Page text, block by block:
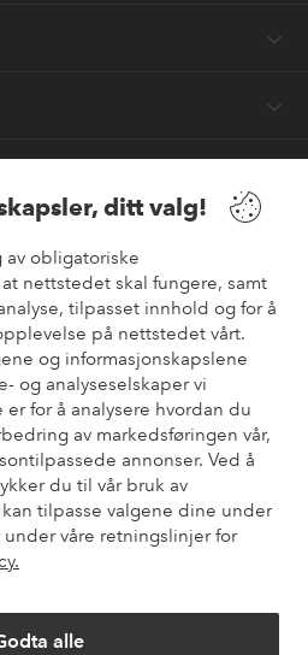
ditt valg!
av obligatoriske
nettstedet skal fungere, samt
tilpasset innhold og for å
på nettstedet vårt.
og informasjonskapslene
og analyseselskaper vi
for å analysere hvordan du
av markedsføringen vår,
annonser. Ved å
du til vår bruk av
tilpasse valgene dine under
våre retningslinjer for
alle
betalinger
våre betalingsalternativer?